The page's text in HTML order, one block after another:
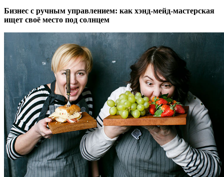
Бизнес с ручным управлением: как хэнд-мейд-мастерская
ищет своё место под солнцем